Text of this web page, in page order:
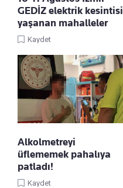
GEDİZ elektrik kesintisi
yaşanan mahalleler
Kaydet
Alkolmetreyi
üflememek pahalıya
patladı!
Kaydet